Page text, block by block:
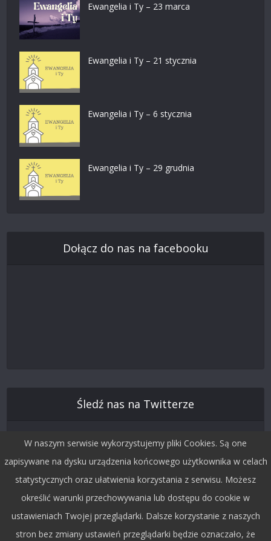
Ewangelia i Ty – 23 marca
Ewangelia i Ty – 21 stycznia
Ewangelia i Ty – 6 stycznia
Ewangelia i Ty – 29 grudnia
Dołącz do nas na facebooku
Śledź nas na Twitterze
W naszym serwisie wykorzystujemy pliki Cookies. Są one
zapisywane na dysku urządzenia końcowego użytkownika w celach
statystycznych oraz ułatwienia korzystania z serwisu. Możesz
określić warunki przechowywania lub dostępu do cookie w
ustawieniach Twojej przeglądarki. Dalsze korzystanie z naszych
stron bez zmiany ustawień przeglądarki będzie oznaczało, że